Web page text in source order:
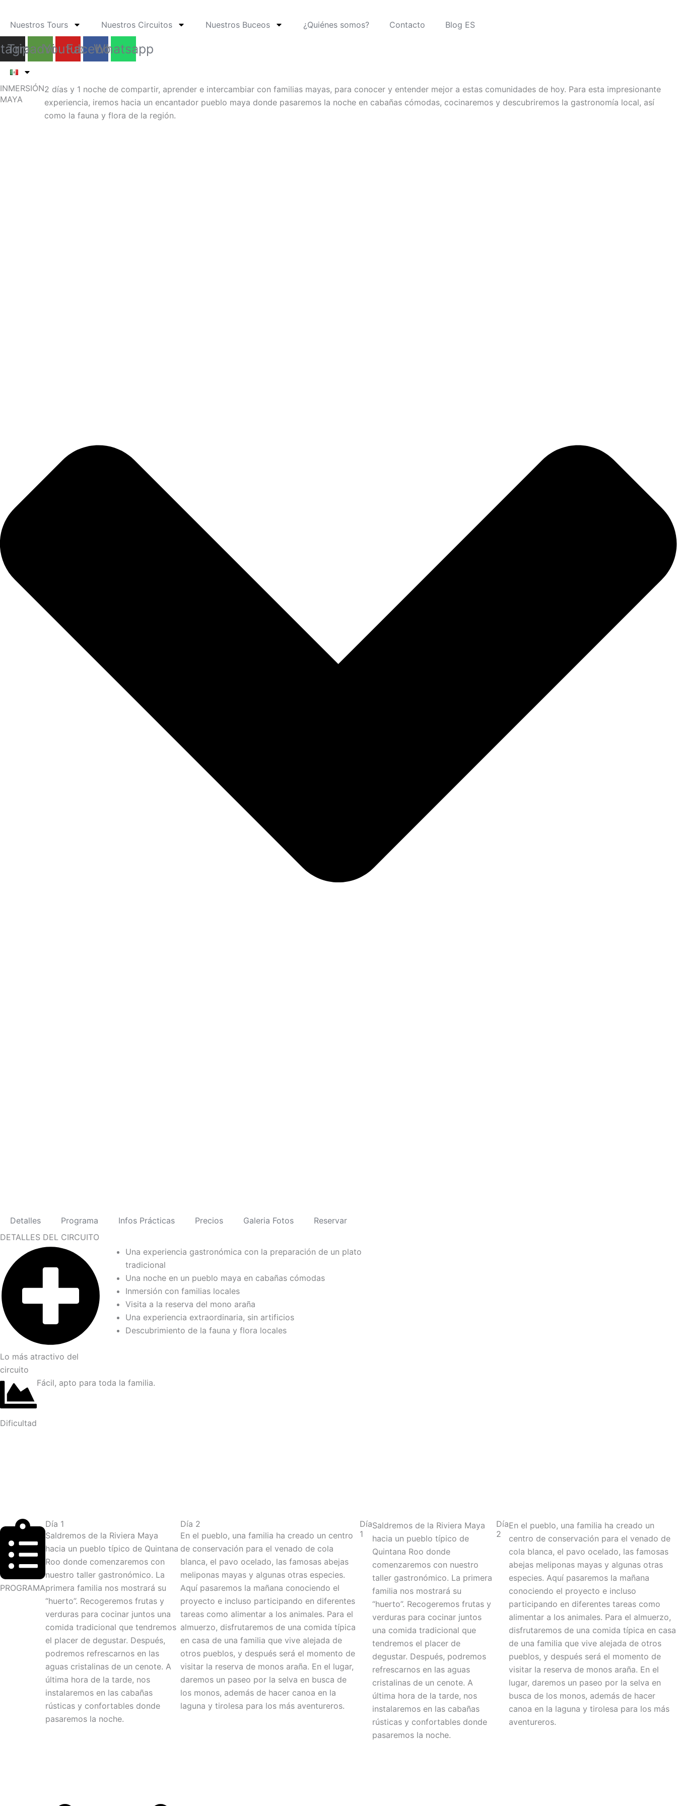
Nuestros Tours Nuestros Circuitos Nuestros Buceos ¿Quiénes somos? Contacto Blog ES
Tripadvisor
Youtube
Facebook
Whatsapp
INMERSIÓN
MAYA
2 días y 1 noche de compartir, aprender e intercambiar con familias mayas, para conocer y entender mejor a estas comunidades de hoy. Para esta impresionante
experiencia, iremos hacia un encantador pueblo maya donde pasaremos la noche en cabañas cómodas, cocinaremos y descubriremos la gastronomía local, así
como la fauna y flora de la región.
Detalles Programa Infos Prácticas Precios Galeria Fotos
Reservar
DETALLES DEL CIRCUITO
Lo más atractivo del
circuito
Una experiencia gastronómica con la preparación de un plato
tradicional
Una noche en un pueblo maya en cabañas cómodas
Inmersión con familias locales
Visita a la reserva del mono araña
Una experiencia extraordinaria, sin artificios
Descubrimiento de la fauna y flora locales
Dificultad
Fácil, apto para toda la familia.
PROGRAMA
Día 1
Saldremos de la Riviera Maya
hacia un pueblo típico de Quintana
Roo donde comenzaremos con
nuestro taller gastronómico. La
primera familia nos mostrará su
“huerto”. Recogeremos frutas y
verduras para cocinar juntos una
comida tradicional que tendremos
el placer de degustar. Después,
podremos refrescarnos en las
aguas cristalinas de un cenote. A
última hora de la tarde, nos
instalaremos en las cabañas
rústicas y confortables donde
pasaremos la noche.
Día 2
En el pueblo, una familia ha creado un centro
de conservación para el venado de cola
blanca, el pavo ocelado, las famosas abejas
meliponas mayas y algunas otras especies.
Aquí pasaremos la mañana conociendo el
proyecto e incluso participando en diferentes
tareas como alimentar a los animales. Para el
almuerzo, disfrutaremos de una comida típica
en casa de una familia que vive alejada de
otros pueblos, y después será el momento de
visitar la reserva de monos araña. En el lugar,
daremos un paseo por la selva en busca de
los monos, además de hacer canoa en la
laguna y tirolesa para los más aventureros.
Día
1
Saldremos de la Riviera Maya
hacia un pueblo típico de
Quintana Roo donde
comenzaremos con nuestro
taller gastronómico. La primera
familia nos mostrará su
“huerto”. Recogeremos frutas y
verduras para cocinar juntos
una comida tradicional que
tendremos el placer de
degustar. Después, podremos
refrescarnos en las aguas
cristalinas de un cenote. A
última hora de la tarde, nos
instalaremos en las cabañas
rústicas y confortables donde
pasaremos la noche.
Día
2
En el pueblo, una familia ha creado un
centro de conservación para el venado de
cola blanca, el pavo ocelado, las famosas
abejas meliponas mayas y algunas otras
especies. Aquí pasaremos la mañana
conociendo el proyecto e incluso
participando en diferentes tareas como
alimentar a los animales. Para el almuerzo,
disfrutaremos de una comida típica en casa
de una familia que vive alejada de otros
pueblos, y después será el momento de
visitar la reserva de monos araña. En el
lugar, daremos un paseo por la selva en
busca de los monos, además de hacer
canoa en la laguna y tirolesa para los más
aventureros.